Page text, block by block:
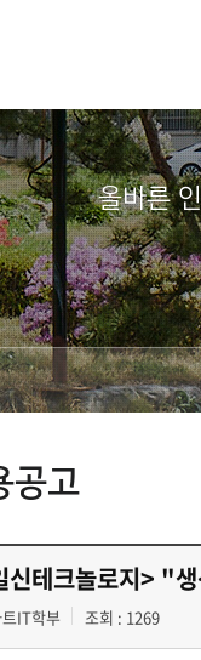
올바른
공고
신테크놀로지> "
IT학부 조회 : 1269